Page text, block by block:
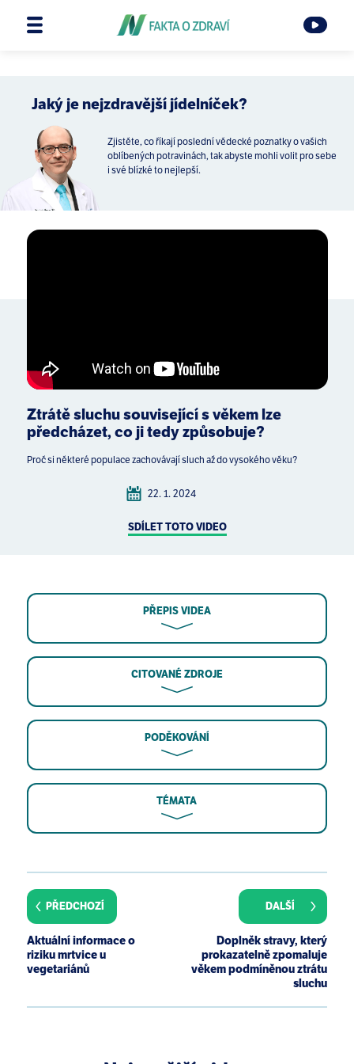
Jaký je nejzdravější jídelníček?
Zjistěte, co říkají poslední vědecké poznatky o vašich
oblíbených potravinách, tak abyste mohli volit pro sebe
i své blízké to nejlepší.
Ztrátě sluchu související s věkem lze
předcházet, co ji tedy způsobuje?
Proč si některé populace zachovávají sluch až do vysokého věku?
22. 1. 2024
SDÍLET TOTO VIDEO
PŘEPIS VIDEA
CITOVANÉ ZDROJE
PODĚKOVÁNÍ
TÉMATA
2016;106(10):1820-1822.
Mao Z, Zhao L, Pu L, Wang M, Zhang Q, He DZZ.
How well can centenarians hear? PLoS One.
2013;8(6):e65565.
Wattamwar K, Qian ZJ, Otter J, et al. Increases in the
JAMA Otolaryngol Head Neck Surg. 2017;143(1):41-
Age-related hearing loss is dominated by damage
PŘEDCHOZÍ
Aktuální informace o
riziku mrtvice u
vegetariánů
Doplněk stravy, který
prokazatelně zpomaluje
věkem podmíněnou ztrátu
sluchu
DALŠÍ